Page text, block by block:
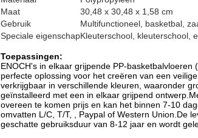
Maat
30,48 x 30,48 x 1,58 cm
Gebruik
Multifunctioneel, basketbal,
Speciale eigenschapKleuterschool, kleuterschool,
Toepassingen:
ENOCH's in elkaar grijpende PP-
perfecte oplossing voor het creëren van een
verkrijgbaar in verschillende kleuren, waaronder
geïnstalleerd met een in elkaar grijpend
overeen te komen prijs en kan het binnen 7-10
omvatten L/C, T/T, , Paypal of Western Union.De
geschatte gebruiksduur van 8-12 jaar en wordt